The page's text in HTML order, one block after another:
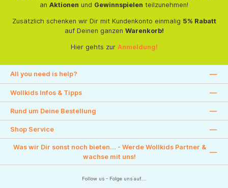
an Aktionen und Gewinnspielen teilzunehmen!
Zusätzlich schenken wir Dir mit Kundenkonto einmalig 5% Rabatt
auf Deinen ganzen Warenkorb!
Hier gehts zur Anmeldung!
All you need is help?
Wollkids Infos & Tipps
Rund um Deine Bestellung
Shop Service
Was wir Dir sonst noch bieten... - Werde Wollkids Partner &
wachse mit uns!
Follow us - Folge uns auf....